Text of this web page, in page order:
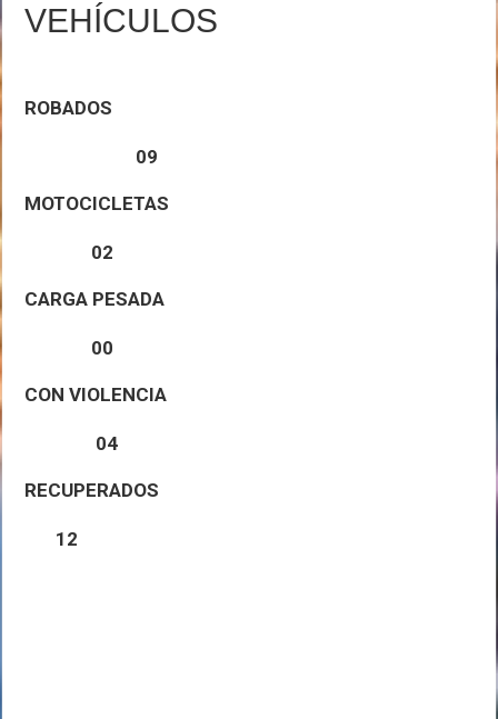
VEHÍCULOS
ROBADOS
09
MOTOCICLETAS
02
CARGA PESADA
00
CON VIOLENCIA
04
RECUPERADOS
12